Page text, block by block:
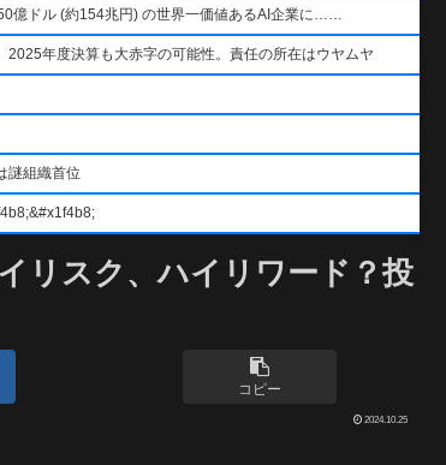
億ドル (約154兆円) の世界一価値あるAI企業に……
年度決算も大赤字の可能性。責任の所在はウヤムヤ
謎組織首位
リスク、ハイリワード？投
コピー
2024.10.25